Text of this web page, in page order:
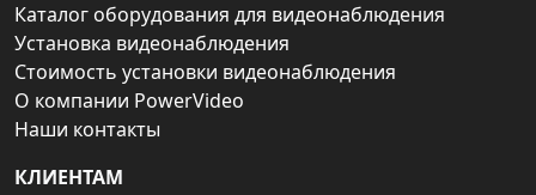
Каталог оборудования для видеонаблюдения
Установка видеонаблюдения
Стоимость установки видеонаблюдения
О компании PowerVideo
Наши контакты
КЛИЕНТАМ